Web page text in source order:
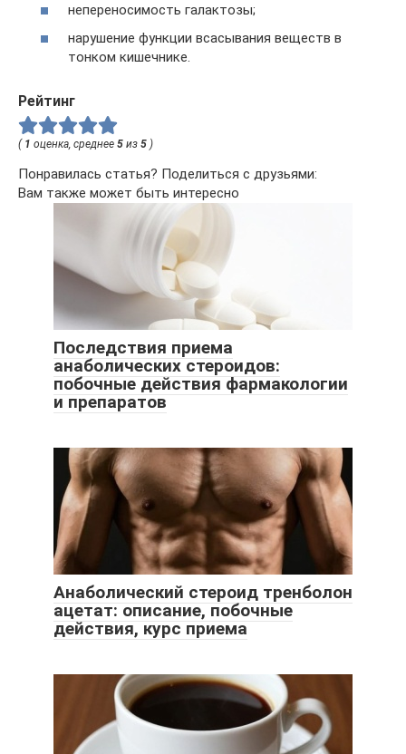
непереносимость галактозы;
нарушение функции всасывания веществ в
тонком кишечнике.
Рейтинг
( 1 оценка, среднее 5 из 5 )
Понравилась статья? Поделиться с друзьями:
Вам также может быть интересно
Последствия приема
анаболических стероидов:
побочные действия фармакологии
и препаратов
Анаболический стероид тренболон
ацетат: описание, побочные
действия, курс приема